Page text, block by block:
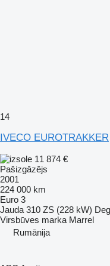
14
IVECO EUROTRAKKER
11 874 €
Pašizgāzējs
2001
224 000 km
Euro 3
Jauda 310 ZS (228 kW)
Virsbūves marka Marrel
Rumānija